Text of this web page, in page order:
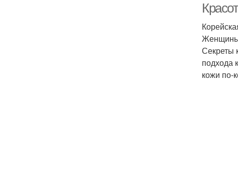
Женщины
Секреты
подхода
кожи по-